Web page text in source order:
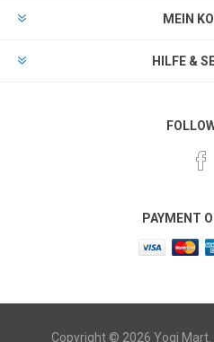
MEIN
HILFE &
PAYMENT
Copyright © 2026 Yogi